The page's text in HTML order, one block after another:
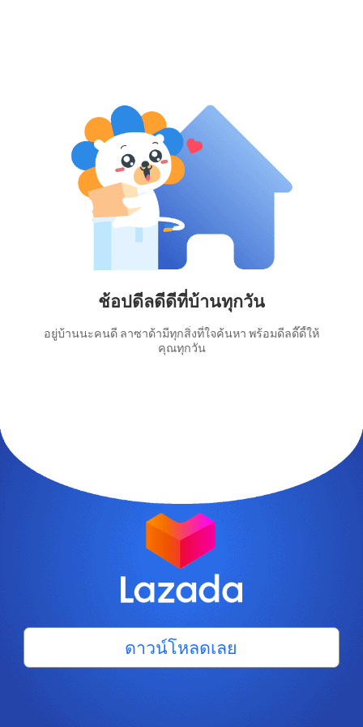
ช้อปดีลดีดีที่บ้านทุกวัน
อยู่บ้านนะคนดี ลาซาด้ามีทุกสิ่งที่ใจค้นหา พร้อมดีลดี๊ดี้ให้
คุณทุกวัน
ดาวน์โหลดเลย